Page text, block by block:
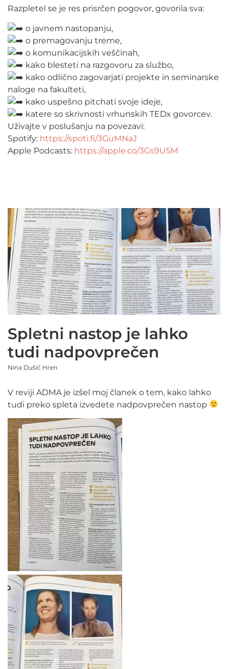
Razpletel se je res prisrčen pogovor, govorila sva:
o javnem nastopanju,
o premagovanju treme,
o komunikacijskih veščinah,
kako blesteti na razgovoru za službo,
kako odlično zagovarjati projekte in seminarske
naloge na fakulteti,
kako uspešno pitchati svoje ideje,
katere so skrivnosti vrhunskih TEDx govorcev.
Uživajte v poslušanju na povezavi:
Spotify: https://spoti.fi/3GuMNaJ
Apple Podcasts: https://apple.co/3Gs9U5M
Spletni nastop je lahko
tudi nadpovprečen
Nina Dušić Hren
V reviji ADMA je izšel moj članek o tem, kako lahko
tudi preko spleta izvedete nadpovprečen nastop